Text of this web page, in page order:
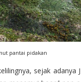
pantai pidakan
sejak adanya